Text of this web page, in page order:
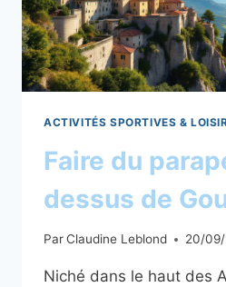
ACTIVITÉS SPORTIVES &
Faire du
dessus de
ParClaudine Leblond 20/
Niché dans le haut des